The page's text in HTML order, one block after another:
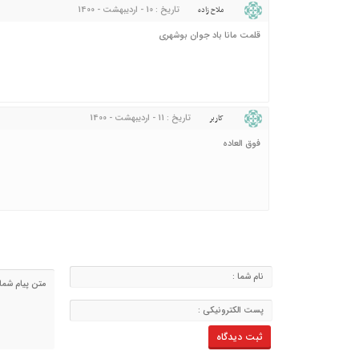
ملاح زاده
تاریخ : 10 - اردیبهشت - 1400
قلمت مانا باد جوان بوشهری
کاربر
تاریخ : 11 - اردیبهشت - 1400
فوق العاده